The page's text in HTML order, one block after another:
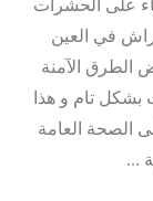
على الحشرات
في العين
الآمنة
تام و هذا
الصحة العامة
...